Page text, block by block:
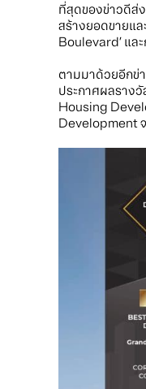
ที่สุดของข่าวดีส่
สร้างยอดขายแ
Boulevard’ แ
ตามมาด้วยอีกข่
ประกาศผลราง
Housing
Development